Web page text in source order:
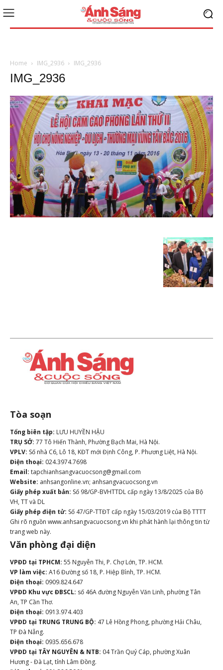
Home IMG_2936 IMG_2936
IMG_2936
Tòa soạn
Tổng biên tập: LƯU HUYỀN HẬU
TRỤ SỞ: 77 Tô Hiến Thành, Phường Bạch Mai, Hà Nội.
VPLV: Số nhà C6, Lô 18, KĐT mới Định Công, P. Phương Liệt, Hà Nội.
Điện thoại: 024.3974.7698
Email: tapchianhsangvacuocsong@gmail.com
Website: anhsangonline.vn; anhsangvacuocsong.vn
Giấy phép xuất bản: Số 98/GP-BVHTTDL cấp ngày 13/8/2025 của Bộ
VH, TT và DL
Giấy phép điện tử: Số 47/GP-TTĐT cấp ngày 15/03/2019 của Bộ TTTT
Ghi rõ nguồn www.anhsangvacuocsong.vn khi phát hành lại thông tin từ
trang web này.
Văn phòng đại diện
VPĐD tại TPHCM: 55 Nguyễn Thi, P. Chợ Lớn, TP. HCM.
VP làm việc: A16 Đường số 18, P. Hiệp Bình, TP. HCM.
Điện thoại: 0909.824.647
VPĐD Khu vực ĐBSCL: số 46A đường Nguyễn Văn Linh, phường Tân
An, TP Cần Thơ.
Điện thoại: 0913.974.403
VPĐD tại TRUNG TRUNG BỘ: 47 Lê Hồng Phong, phường Hải Châu,
TP Đà Nẵng.
Điện thoại: 0935.656.678
VPĐD tại TÂY NGUYÊN & NTB: 04 Trần Quý Cáp, phường Xuân
Hương - Đà Lạt, tỉnh Lâm Đồng.